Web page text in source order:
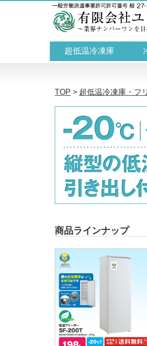
超低温冷凍庫
TOP > 超低温冷凍庫・フ
商品ラインナップ